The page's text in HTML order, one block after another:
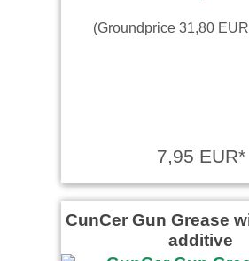
(Groundprice 31,80
7,95 EUR*
CunCer Gun Grease
additive